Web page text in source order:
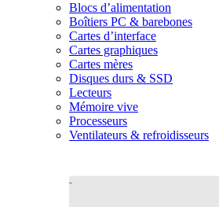
Blocs d’alimentation
Boîtiers PC & barebones
Cartes d’interface
Cartes graphiques
Cartes mères
Disques durs & SSD
Lecteurs
Mémoire vive
Processeurs
Ventilateurs & refroidisseurs